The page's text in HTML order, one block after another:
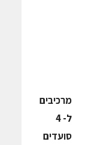
מרכיבים
ל- 4
סועדים